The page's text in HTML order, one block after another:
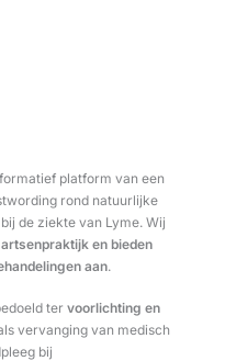
platform van een
rond natuurlijke
de ziekte van Lyme. Wij
en bieden
aan.
ter voorlichting en
vervanging van medisch
bij